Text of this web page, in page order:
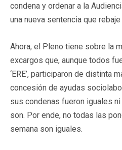
condena y ordenar a la
una nueva sentencia que rebaje
Ahora, el Pleno tiene sobre la
excargos que, aunque todos
‘ERE’, participaron de distinta
concesión de ayudas
sus condenas fueron iguales
son. Por ende, no todas las
semana son iguales.